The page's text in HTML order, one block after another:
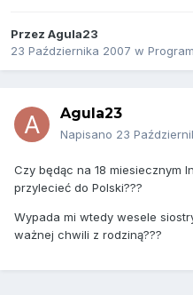
Przez Agula23
23 Października 2007 w
Agula23
Napisano 23
Czy będąc na 18 miesiecznym
przylecieć do Polski???
Wypada mi wtedy wesele
ważnej chwili z rodziną???